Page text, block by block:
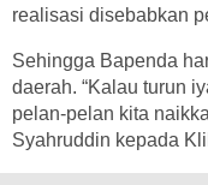
realisasi disebabkan
Sehingga Bapenda
daerah. “Kalau turun
pelan-pelan kita
Syahruddin kepada